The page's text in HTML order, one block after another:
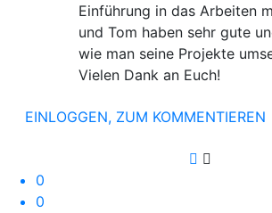
Einführung in das Arbeiten
und Tom haben sehr gute
wie man seine Projekte
Vielen Dank an Euch!
EINLOGGEN, ZUM KOMMENTIEREN
0
0